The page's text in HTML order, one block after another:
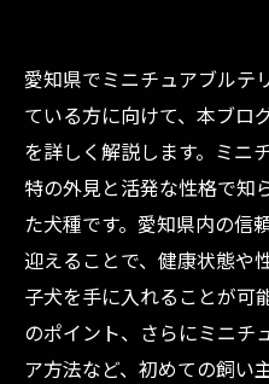
愛知県でミニチュアブルテ
ている方に向けて、本ブロ
を詳しく解説します。ミニ
特の外見と活発な性格で知
た犬種です。愛知県内の信
迎えることで、健康状態や
子犬を手に入れることが可
のポイント、さらにミニチ
ア方法など、初めての飼い